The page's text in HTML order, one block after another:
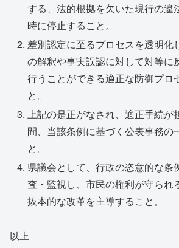
する、法的根拠を欠いた現行の違
時に停止すること。
差別認定に至るプロセスを透明化
の解釈や事実誤認に対して対等に
行うことができる適正な防御プロ
と。
上記の是正がなされ、適正手続が
間、当該条例に基づく公表事務の
と。
県議会として、行政の恣意的な条
査・監視し、市民の権利が守られ
抜本的な改革を主導すること。
以上